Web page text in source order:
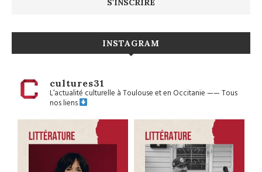
INSTAGRAM
cultures31
L’actualité culturelle à Toulouse et en Occitanie——Tous
nos liens